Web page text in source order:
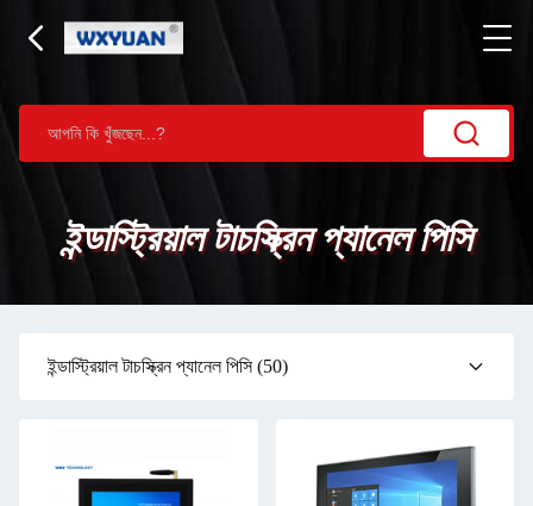
ইন্ডাস্ট্রিয়াল টাচস্ক্রিন প্যানেল পিসি
ইন্ডাস্ট্রিয়াল টাচস্ক্রিন প্যানেল পিসি(50)